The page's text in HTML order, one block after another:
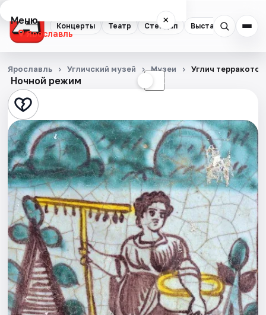
Концерты Театр Стендап Выставки
Меню ×
Ярославль
Концерты
Театр
Стендап
Выставки
Квесты
Экскурсии
События
Города
Площадки
Ночной режим ☾
Ярославль Угличский музей Музеи Углич